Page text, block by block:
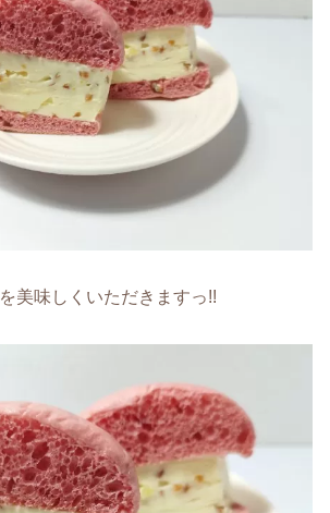
を美味しくいただきますっ!!